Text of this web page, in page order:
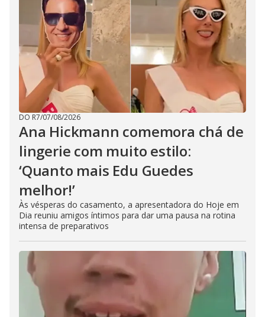
DO R7/07/08/2026
Ana Hickmann comemora chá de
lingerie com muito estilo:
‘Quanto mais Edu Guedes
melhor!’
Às vésperas do casamento, a apresentadora do Hoje em
Dia reuniu amigos íntimos para dar uma pausa na rotina
intensa de preparativos